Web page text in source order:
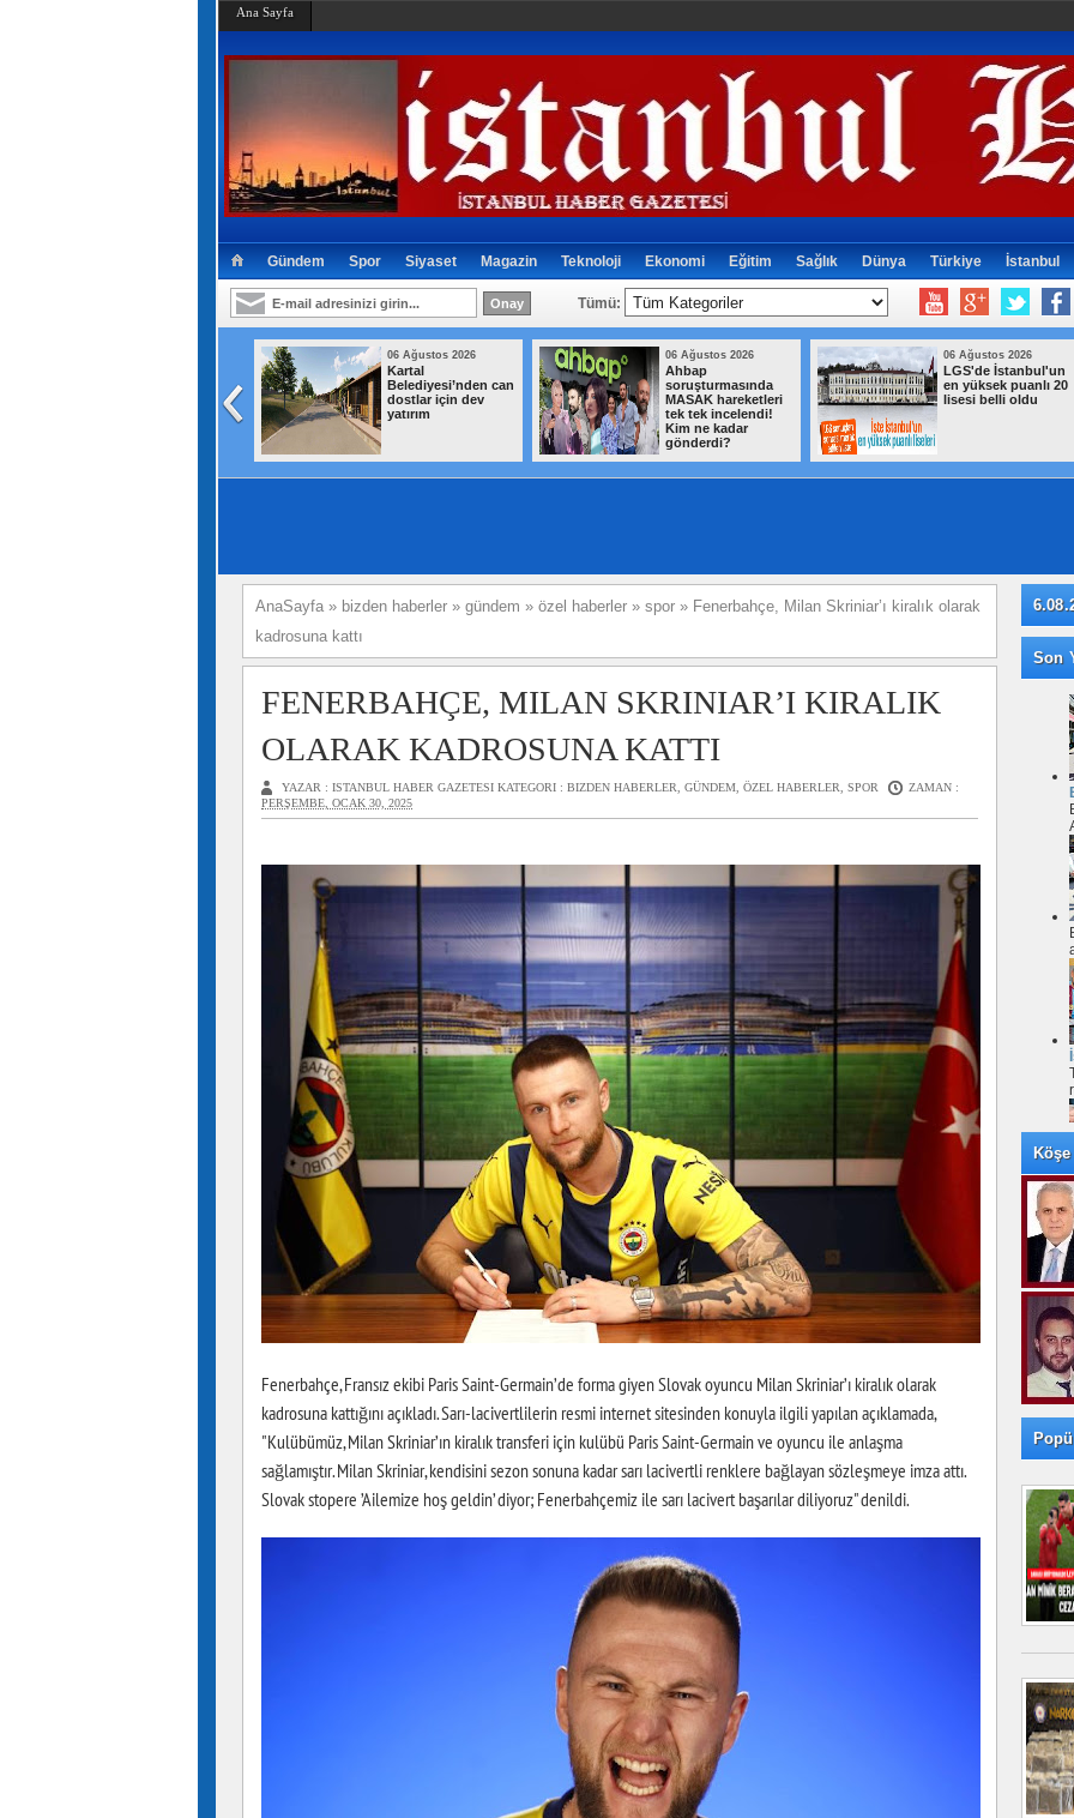
Ana Sayfa
Gündem Spor Siyaset Magazin Teknoloji Ekonomi Eğitim Sağlık Dünya Türkiye İstanbul
Tümü:
MASAK hareketleri
06 Ağustos 2026
LGS'de İstanbul'un
en yüksek puanlı 20
lisesi belli oldu
06 Ağustos 2026
Milyonlarca
emeklinin maaşında
kesinti yapılacak!
Tutar netleşti
06 Ağustos 2026
İzmir Otogarı için
tahliye kararı!
Yargıtay son noktayı
AnaSayfa » bizden haberler » gündem » özel haberler » spor » Fenerbahçe, Milan Skriniar’ı kiralık olarak
kadrosuna kattı
FENERBAHÇE, MILAN SKRINIAR’I KIRALIK
OLARAK KADROSUNA KATTI
YAZAR : ISTANBUL HABER GAZETESI KATEGORI : BIZDEN HABERLER, GÜNDEM, ÖZEL HABERLER, SPOR
ZAMAN :
PERŞEMBE, OCAK 30, 2025
Fenerbahçe, Fransız ekibi Paris Saint-Germain’de forma giyen Slovak oyuncu Milan Skriniar’ı kiralık olarak
kadrosuna kattığını açıkladı. Sarı-lacivertlilerin resmi internet sitesinden konuyla ilgili yapılan açıklamada,
"Kulübümüz, Milan Skriniar’ın kiralık transferi için kulübü Paris Saint-Germain ve oyuncu ile anlaşma
sağlamıştır. Milan Skriniar, kendisini sezon sonuna kadar sarı lacivertli renklere bağlayan sözleşmeye imza attı.
Slovak stopere ’Ailemize hoş geldin’ diyor; Fenerbahçemiz ile sarı lacivert başarılar diliyoruz" denildi.
Son